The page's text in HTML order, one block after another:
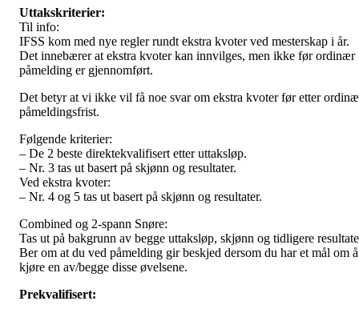
Uttakskriterier:
Til info:
IFSS kom med nye regler rundt ekstra kvoter ved mesterskap i år.
Det innebærer at ekstra kvoter kan innvilges, men ikke før ordinær
påmelding er gjennomført.
Det betyr at vi ikke vil få noe svar om ekstra kvoter før etter
påmeldingsfrist.
Følgende kriterier:
– De 2 beste direktekvalifisert etter uttaksløp.
– Nr. 3 tas ut basert på skjønn og resultater.
Ved ekstra kvoter:
– Nr. 4 og 5 tas ut basert på skjønn og resultater.
Combined og 2-spann Snøre:
Tas ut på bakgrunn av begge uttaksløp, skjønn og tidligere
Ber om at du ved påmelding gir beskjed dersom du har et mål om å
kjøre en av/begge disse øvelsene.
Prekvalifisert: